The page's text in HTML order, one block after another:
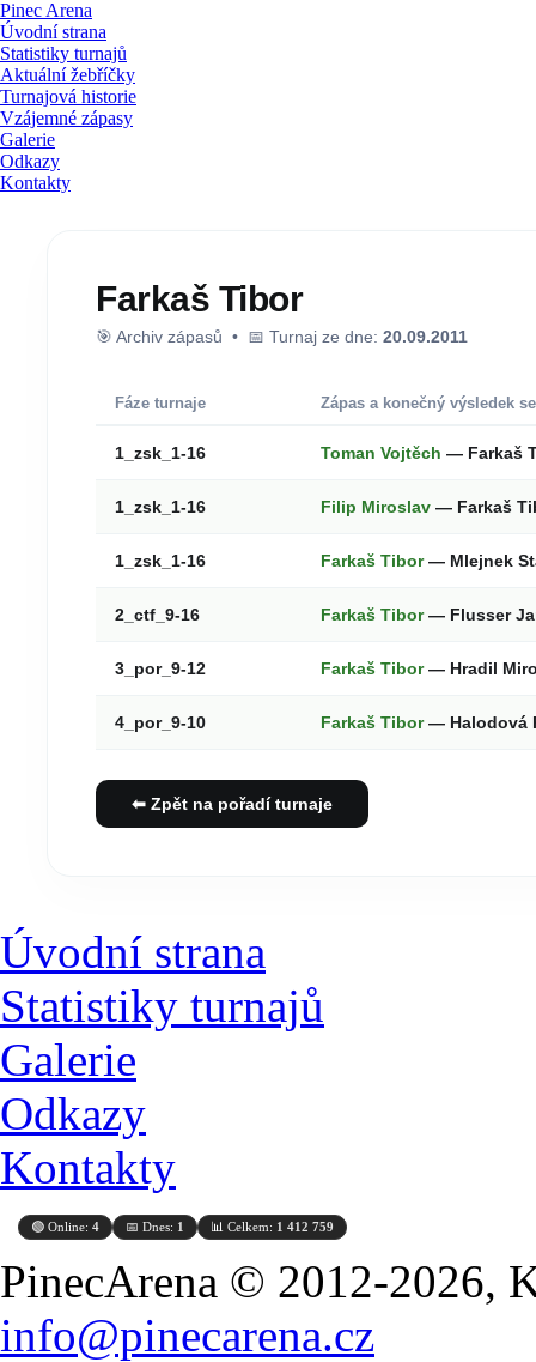
Pinec Arena
Úvodní strana
Statistiky turnajů
Aktuální žebříčky
Turnajová historie
Vzájemné zápasy
Galerie
Odkazy
Kontakty
Farkaš Tibor
🎯 Archiv zápasů • 📅 Turnaj ze dne: 20.09.2011
Fáze turnaje Zápas a konečný výsledek
1_zsk_1-16 Toman Vojtěch — Farkaš
1_zsk_1-16 Filip Miroslav — Farkaš
1_zsk_1-16 Farkaš Tibor— Mlejnek
2_ctf_9-16 Farkaš Tibor— Flusser
3_por_9-12 Farkaš Tibor— Hradil
4_por_9-10 Farkaš Tibor— Halodová
⬅ Zpět na pořadí turnaje
Úvodní strana
Statistiky turnajů
Galerie
Odkazy
Kontakty
🟢 Online: 4 📅 Dnes: 1 📊 Celkem: 1 412 759
PinecArena © 2012-2026,
info@pinecarena.cz